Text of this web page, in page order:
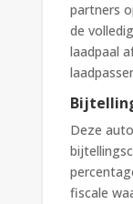
partners
de
laadpaal
Deze
fiscale